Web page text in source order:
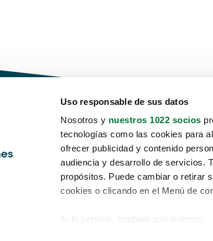
Uso responsable de sus datos
Nosotros y nuestros 1022 socios
tecnologías como las cookies para
ofrecer publicidad y contenido
audiencia y desarrollo de servicios.
propósitos. Puede cambiar o retirar
cookies o clicando en el Menú de
Si lo permite, también quisiéramos:
tu futuro,
movilidad